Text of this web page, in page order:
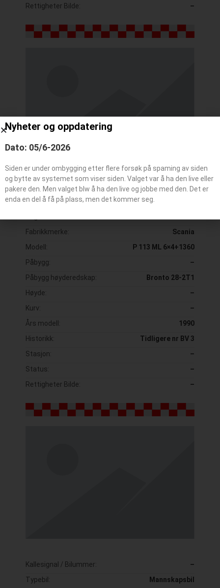
Rettigheter Bilde: –
Kallesignal / Bilummer:
–
Typebil:
Høyderdskap
Fabrikkmerke:
Scania
Modell:
P 113 ML 6×4+1360
Påbygg:
–
Påbygg høyderedskap:
Bronto 28-2T1
Høyde:
–
Kurv:
–
Års modell:
1990
Historikk:
Tidligere nr BV 3
Stasjon:
–
Status:
–
Rettigheter Bilde:
–
Kallesignal / Bilummer:
–
Typebil:
Mannskapsbil
Nyheter og oppdatering
Dato: 05/6-2026
Siden er under ombygging etter flere forsøk på spaming av siden
og bytte av systemet som viser siden. Valget var å ha den live eller
pakere den. Men valget blw å ha den live og jobbe med den. Det er
enda en del å få på plass, men det kommer seg.